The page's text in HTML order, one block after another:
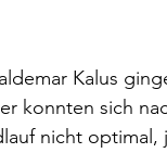
Kalus
konnten sich
nicht